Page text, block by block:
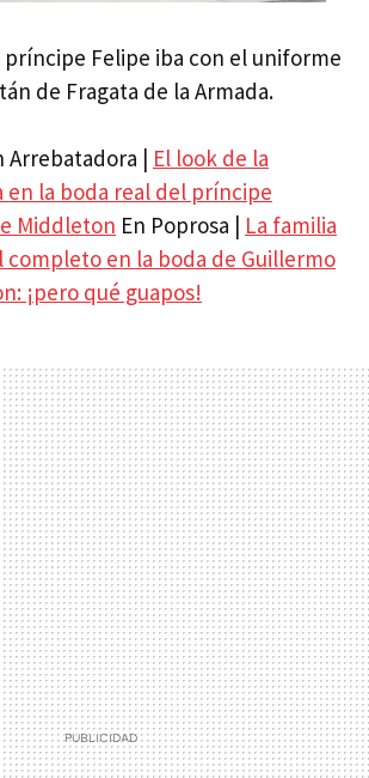
príncipe Felipe iba con el uniforme
de Fragata de la Armada.
Arrebatadora | El look de la
en la boda real del príncipe
Middleton En Poprosa | La familia
completo en la boda de Guillermo
¡pero qué guapos!